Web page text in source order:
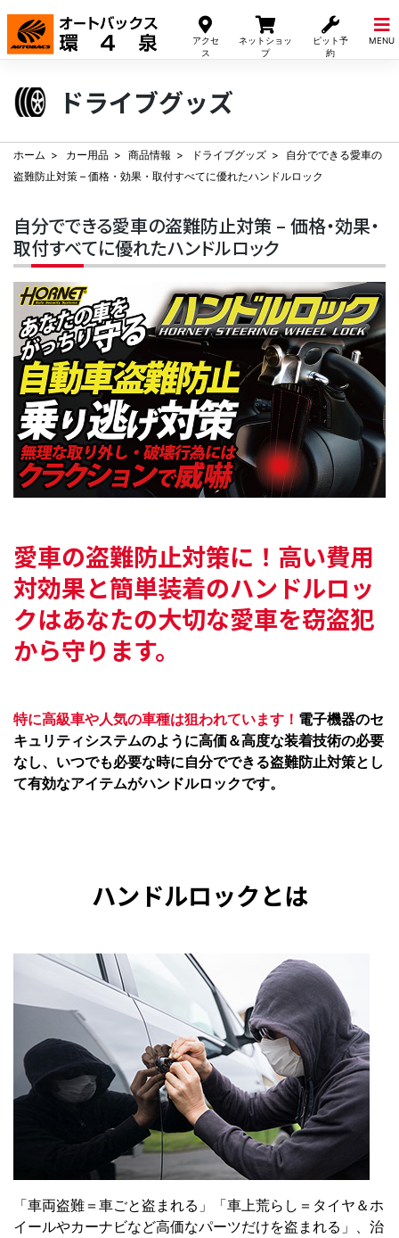
アクセ
ス
ネットショッ
プ
ピット予
約
MENU
Skip
content
ドライブグッズ
ホーム カー用品 商品情報 ドライブグッズ
自分でできる愛車の
盗難防止対策 – 価格・効果・取付すべてに優れたハンドルロック
自分でできる愛車の盗難防止対策 – 価格・効果・
取付すべてに優れたハンドルロック
愛車の盗難防止対策に！ 高い費用
対効果と簡単装着のハンドルロッ
クはあなたの大切な愛車を窃盗犯
から守ります。
特に高級車や人気の車種は狙われています！ 電子機器のセ
キュリティシステムのように高価＆高度な装着技術の必要
なし、いつでも必要な時に自分でできる盗難防止対策とし
て有効なアイテムがハンドルロックです。
ハンドルロックとは
「車両盗難＝車ごと盗まれる」「車上荒らし＝タイヤ＆ホ
イールやカーナビなど高価なパーツだけを盗まれる」、治